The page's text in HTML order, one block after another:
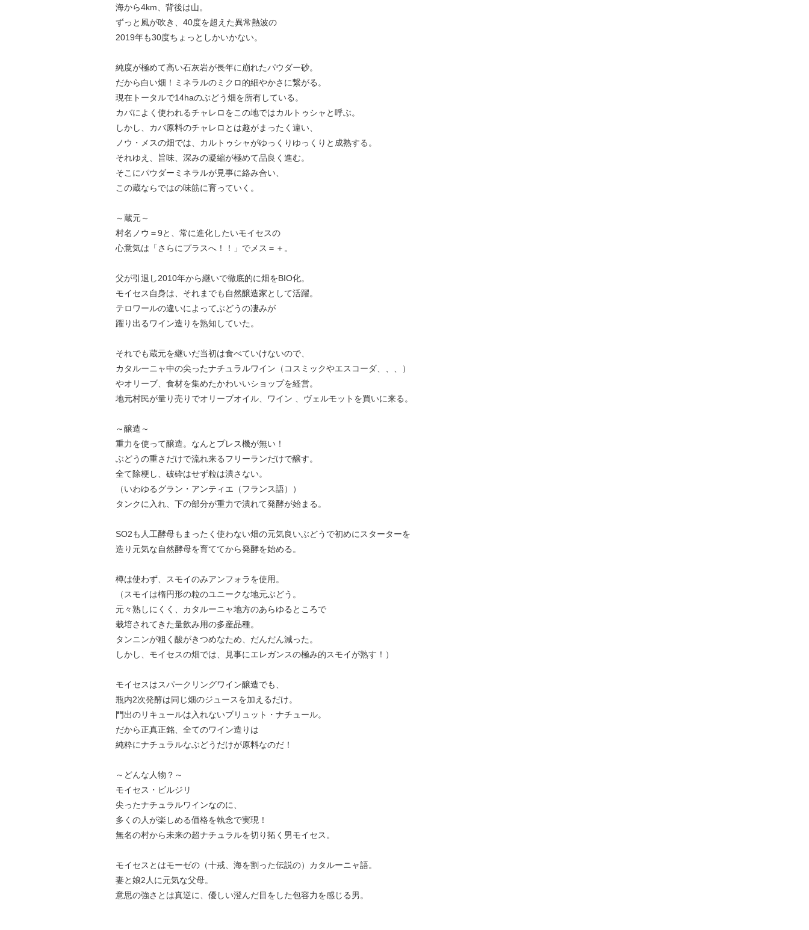
海から4km、背後は山。
ずっと風が吹き、40度を超えた異常熱波の
2019年も30度ちょっとしかいかない。
純度が極めて高い石灰岩が長年に崩れたパウダー砂。
だから白い畑！ミネラルのミクロ的細やかさに繋がる。
現在トータルで14haのぶどう畑を所有している。
カバによく使われるチャレロをこの地ではカルトゥシャと呼ぶ。
しかし、カバ原料のチャレロとは趣がまったく違い、
ノウ・メスの畑では、カルトゥシャがゆっくりゆっくりと成熟する。
それゆえ、旨味、深みの凝縮が極めて品良く進む。
そこにパウダーミネラルが見事に絡み合い、
この蔵ならではの味筋に育っていく。
～蔵元～
村名ノウ＝9と、常に進化したいモイセスの
心意気は「さらにプラスへ！！」でメス＝＋。
父が引退し2010年から継いで徹底的に畑をBIO化。
モイセス自身は、それまでも自然醸造家として活躍。
テロワールの違いによってぶどうの凄みが
躍り出るワイン造りを熟知していた。
それでも蔵元を継いだ当初は食べていけないので、
カタルーニャ中の尖ったナチュラルワイン（コスミックやエスコーダ、、、）
やオリーブ、食材を集めたかわいいショップを経営。
地元村民が量り売りでオリーブオイル、ワイン 、ヴェルモットを買いに来る。
～醸造～
重力を使って醸造。なんとプレス機が無い！
ぶどうの重さだけで流れ来るフリーランだけで醸す。
全て除梗し、破砕はせず粒は潰さない。
（いわゆるグラン・アンティエ（フランス語））
タンクに入れ、下の部分が重力で潰れて発酵が始まる。
SO2も人工酵母もまったく使わない畑の元気良いぶどうで初めにスターターを
造り元気な自然酵母を育ててから発酵を始める。
樽は使わず、スモイのみアンフォラを使用。
（スモイは楕円形の粒のユニークな地元ぶどう。
元々熟しにくく、カタルーニャ地方のあらゆるところで
栽培されてきた量飲み用の多産品種。
タンニンが粗く酸がきつめなため、だんだん減った。
しかし、モイセスの畑では、見事にエレガンスの極み的スモイが熟す！）
モイセスはスパークリングワイン醸造でも、
瓶内2次発酵は同じ畑のジュースを加えるだけ。
門出のリキュールは入れないブリュット・ナチュール。
だから正真正銘、全てのワイン造りは
純粋にナチュラルなぶどうだけが原料なのだ！
～どんな人物？～
モイセス・ビルジリ
尖ったナチュラルワインなのに、
多くの人が楽しめる価格を執念で実現！
無名の村から未来の超ナチュラルを切り拓く男モイセス。
モイセスとはモーゼの（十戒、海を割った伝説の）カタルーニャ語。
妻と娘2人に元気な父母。
意思の強さとは真逆に、優しい澄んだ目をした包容力を感じる男。